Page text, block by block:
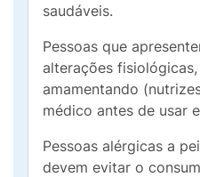
saudáveis.
Pessoas que
alterações
amamentando
médico antes de usar
Pessoas alérgicas a
devem evitar o